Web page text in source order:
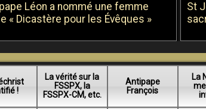
Léon a nommé une femme
« Dicastère pour les Évêques »
St
!
La vérité sur la
FSSPX, la
FSSPX-CM, etc.
Antipape
François
La